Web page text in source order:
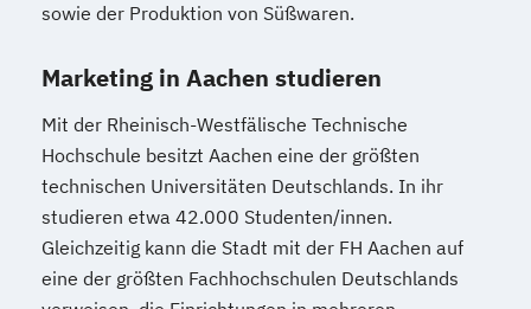
sowie der Produktion von Süßwaren.
Marketing in Aachen studieren
Mit der Rheinisch-Westfälische Technische
Hochschule besitzt Aachen eine der größten
technischen Universitäten Deutschlands. In ihr
studieren etwa 42.000 Studenten/innen.
Gleichzeitig kann die Stadt mit der FH Aachen auf
eine der größten Fachhochschulen Deutschlands